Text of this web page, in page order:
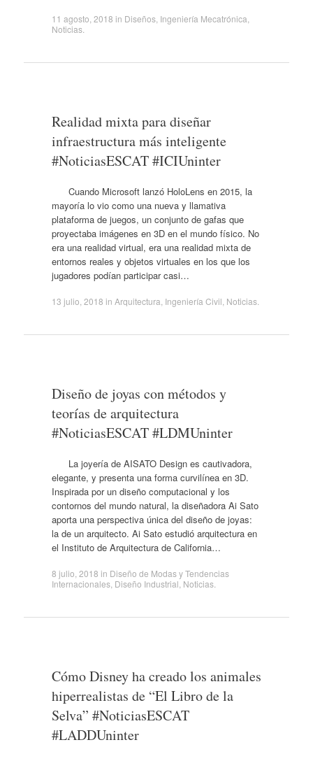
11 agosto, 2018 in Diseños, Ingeniería Mecatrónica
Noticias.
Realidad mixta para diseñar
infraestructura más inteligente
#NoticiasESCAT #ICIUninter
Cuando Microsoft lanzó HoloLens en 2015, la
mayoría lo vio como una nueva y llamativa
plataforma de juegos, un conjunto de gafas que
proyectaba imágenes en 3D en el mundo físico. No
era una realidad virtual, era una realidad mixta de
entornos reales y objetos virtuales en los que los
jugadores podían participar casi…
13 julio, 2018 in Arquitectura Ingeniería Civil Noticias.
Diseño de joyas con métodos y
teorías de arquitectura
#NoticiasESCAT #LDMUninter
La joyería de AISATO Design es cautivadora,
elegante, y presenta una forma curvilínea en 3D.
Inspirada por un diseño computacional y los
contornos del mundo natural, la diseñadora Ai Sato
aporta una perspectiva única del diseño de joyas:
la de un arquitecto. Ai Sato estudió arquitectura en
el Instituto de Arquitectura de California…
8 julio, 2018 in Diseño de Modas y Tendencias
Internacionales, Diseño Industrial Noticias.
Cómo Disney ha creado los animales
hiperrealistas de “El Libro de la
Selva” #NoticiasESCAT
#LADDUninter